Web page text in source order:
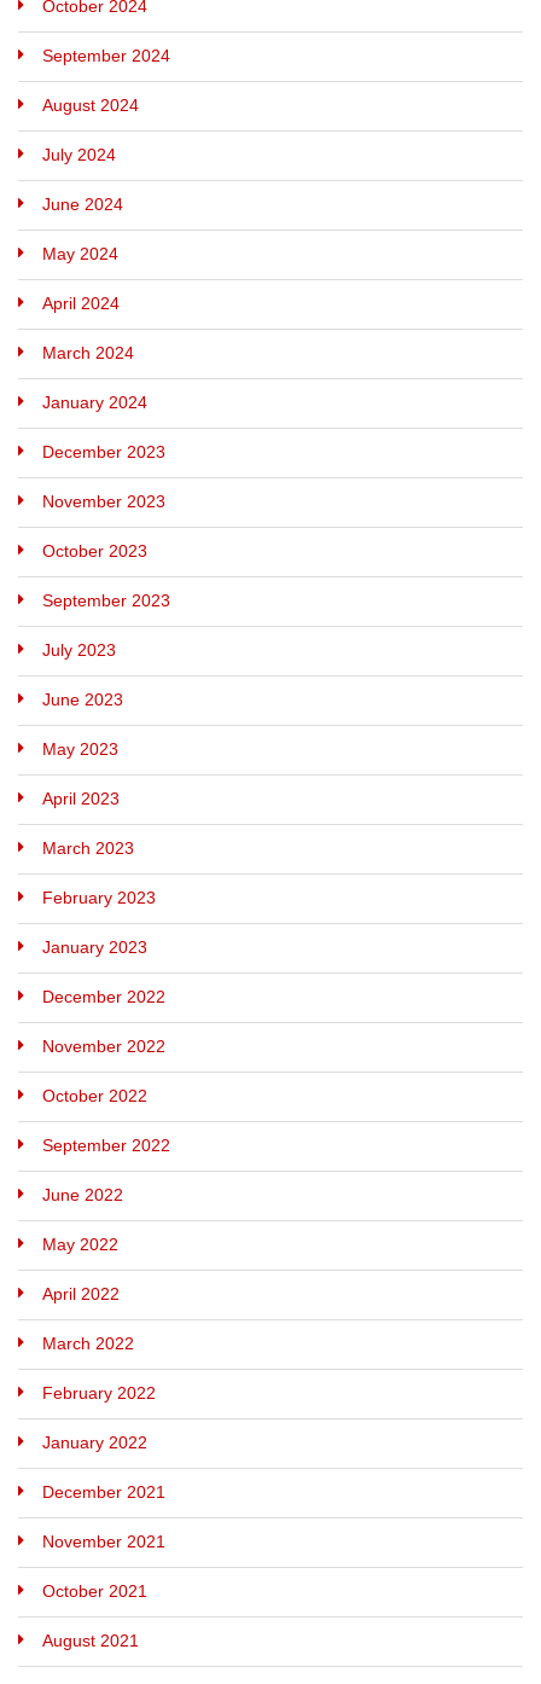
October 2024
September 2024
August 2024
July 2024
June 2024
May 2024
April 2024
March 2024
January 2024
December 2023
November 2023
October 2023
September 2023
July 2023
June 2023
May 2023
April 2023
March 2023
February 2023
January 2023
December 2022
November 2022
October 2022
September 2022
June 2022
May 2022
April 2022
March 2022
February 2022
January 2022
December 2021
November 2021
October 2021
August 2021